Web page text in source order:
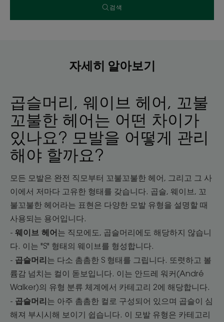
검색
자세히 알아보기
곱슬머리, 웨이브 헤어, 꼬불
꼬불한 헤어는 어떤 차이가
있나요? 모발을 어떻게 관리
해야 할까요?
모든 모발은 완전 직모부터 꼬불꼬불한 헤어, 그리고 그 사
이에서 저마다 고유한 형태를 갖습니다. 곱슬, 웨이브, 꼬
불꼬불한 헤어라는 표현은 다양한 모발 유형을 설명할 때
사용되는 용어입니다.
- 웨이브 헤어는 직모에도, 곱슬머리에도 해당하지 않습니
다. 이는 "S" 형태의 웨이브를 형성합니다.
- 곱슬머리는 다소 촘촘한 S 형태를 그립니다. 또렷하고 볼
륨감 넘치는 컬이 돋보입니다. 이는 안드레 워커(André
Walker)의 유형 분류 체계에서 카테고리 2에 해당합니다.
- 곱슬머리는 아주 촘촘한 컬로 구성되어 있으며 곱슬이 심
해져 부시시해 보이기 쉽습니다. 이 모발 유형은 카테고리